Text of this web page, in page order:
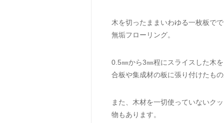
木を切ったままいわゆる一枚板で
無垢フローリング。
0.5㎜から3㎜程にスライスした木を
合板や集成材の板に張り付けたも
また、木材を一切使っていないク
物もあります。